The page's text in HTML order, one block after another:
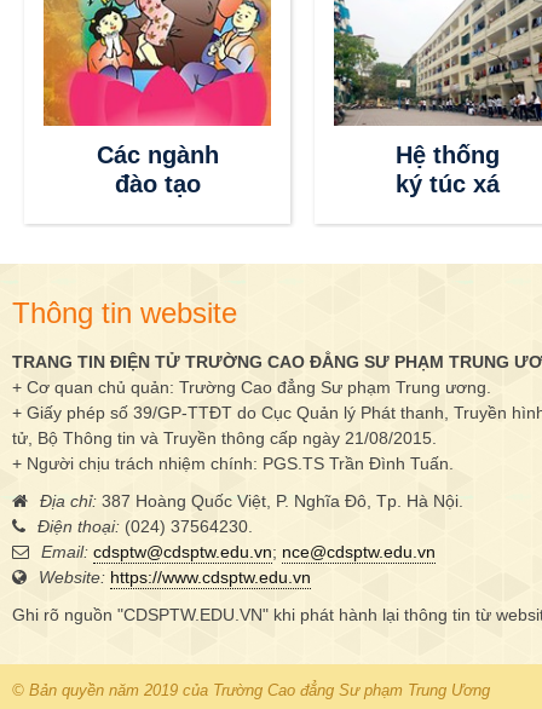
Thông tin
tuyển sinh
Các ngành
đào tạo
Thông tin website
TRANG TIN ĐIỆN TỬ TRƯỜNG CAO ĐẲNG SƯ PHẠM TRUNG
+ Cơ quan chủ quản: Trường Cao đẳng Sư phạm Trung ương.
+ Giấy phép số 39/GP-TTĐT do Cục Quản lý Phát thanh, Truyền
tử, Bộ Thông tin và Truyền thông cấp ngày 21/08/2015.
+ Người chịu trách nhiệm chính: PGS.TS Trần Đình Tuấn.
Địa chỉ: 387 Hoàng Quốc Việt, P. Nghĩa Đô, Tp. Hà Nội.
Điện thoại: (024) 37564230.
Email: cdsptw@cdsptw.edu.vn; nce@cdsptw.edu.vn
Website: https://www.cdsptw.edu.vn
Ghi rõ nguồn "CDSPTW.EDU.VN" khi phát hành lại thông tin từ
© Bản quyền năm 2019 của Trường Cao đẳng Sư phạm Trung Ương